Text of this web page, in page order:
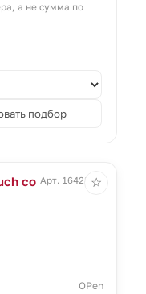
а не сумма по
подбор
со Арт. 16428.60
OPen
☆